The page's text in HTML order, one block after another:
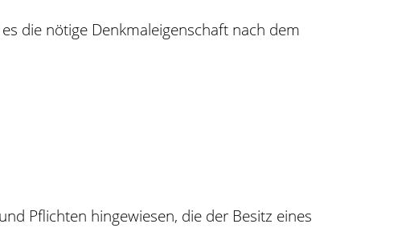
die nötige Denkmaleigenschaft nach dem
Pflichten hingewiesen, die der Besitz eines